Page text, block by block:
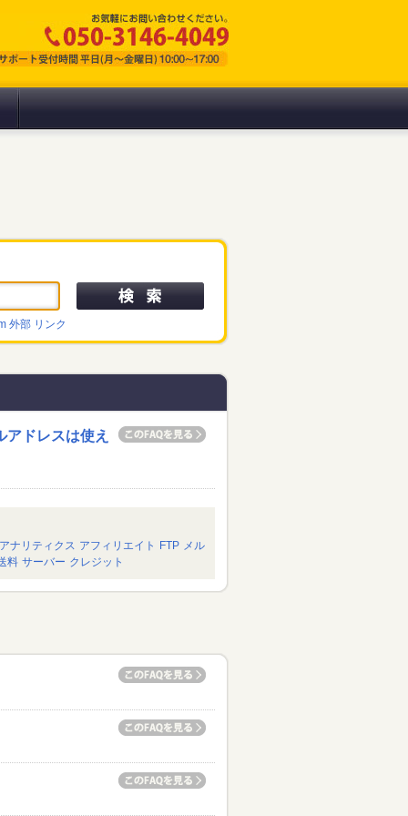
外部 リンク
ドレスは使え
アナリティクス アフィリエイト FTP メル
料 サーバー クレジット